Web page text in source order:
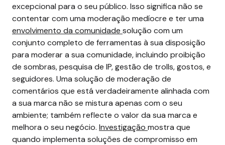
excepcional para o seu público. Isso significa não se
contentar com uma moderação medíocre e ter uma
envolvimento da comunidade solução com um
conjunto completo de ferramentas à sua disposição
para moderar a sua comunidade, incluindo proibição
de sombras, pesquisa de IP, gestão de trolls, gostos, e
seguidores. Uma solução de moderação de
comentários que está verdadeiramente alinhada com
a sua marca não se mistura apenas com o seu
ambiente; também reflecte o valor da sua marca e
melhora o seu negócio. Investigação mostra que
quando implementa soluções de compromisso em